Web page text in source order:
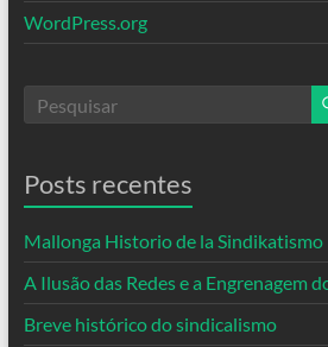
WordPress.org
Posts recentes
Mallonga Historio de la Sindikatismo
A Ilusão das Redes e a Engrenagem
Breve histórico do sindicalismo